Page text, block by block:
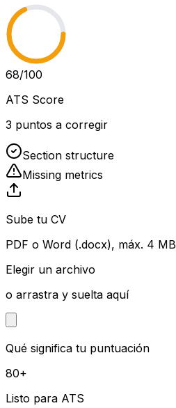
68/100
ATS Score
3 puntos a corregir
Section structure
Missing metrics
Sube tu CV
PDF o Word (.docx), máx. 4 MB
Elegir un archivo
o arrastra y suelta aquí
Qué significa tu puntuación
80+
Listo para ATS